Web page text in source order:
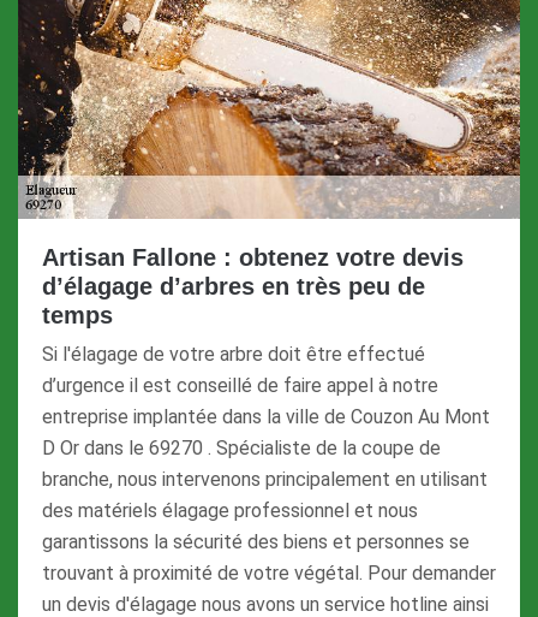
Artisan Fallone : obtenez votre devis
d’élagage d’arbres en très peu de
temps
Si l'élagage de votre arbre doit être effectué
d’urgence il est conseillé de faire appel à notre
entreprise implantée dans la ville de Couzon Au Mont
D Or dans le 69270 . Spécialiste de la coupe de
branche, nous intervenons principalement en utilisant
des matériels élagage professionnel et nous
garantissons la sécurité des biens et personnes se
trouvant à proximité de votre végétal. Pour demander
un devis d'élagage nous avons un service hotline ainsi